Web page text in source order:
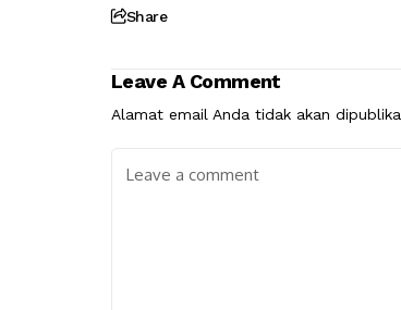
Share
Leave A Comment
Alamat email Anda tidak akan